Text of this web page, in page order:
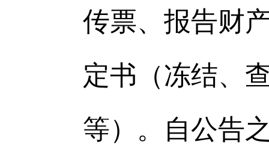
传票、报告财
定书（冻结、
等）。自公告